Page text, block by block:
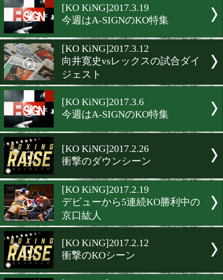
ベ)ガチスパー!
[KO KiNG]2017.3.26
スーパーフライ級世界戦線
港から参戦
[KO KiNG]2017.3.19
今週はA-SIGNのKO特集
[KO KiNG]2017.3.12
向井寛史vsレックスの試合
ジェスト
[KO KiNG]2017.3.6
今週はA-SIGNのKO特集
[KO KiNG]2017.2.26